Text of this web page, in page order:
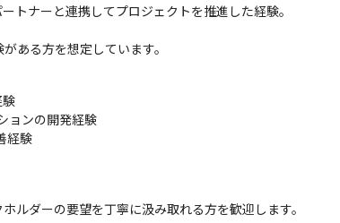
ナーと連携してプロジェクトを推進した経験。
ある方を想定しています。
ョンの開発経験
経験
ダーの要望を丁寧に汲み取れる方を歓迎します。